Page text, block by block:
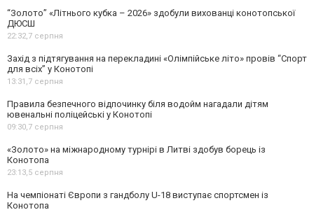
“Золото” «Літнього кубка – 2026» здобули вихованці конотопської
ДЮСШ
22:32,7 серпня
Захід з підтягування на перекладині «Олімпійське літо» провів “Спорт
для всіх” у Конотопі
13:31,7 серпня
Правила безпечного відпочинку біля водойм нагадали дітям
ювенальні поліцейські у Конотопі
09:30,7 серпня
«Золото» на міжнародному турнірі в Литві здобув борець із
Конотопа
23:13,5 серпня
На чемпіонаті Європи з гандболу U-18 виступає спортсмен із
Конотопа